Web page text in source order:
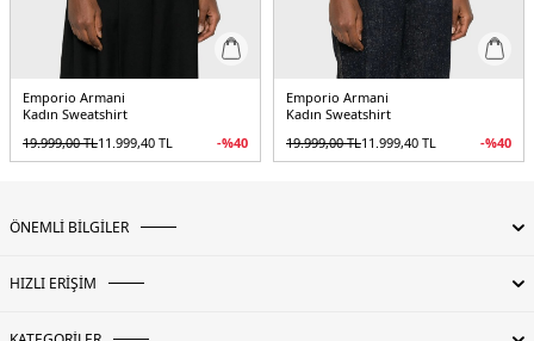
Emporio Armani
Kadın Sweatshirt
19.999,00TL11.999,40 TL -%40
Emporio Armani
Kadın Sweatshirt
19.999,00TL11.999,40 TL -%40
ÖNEMLİ BİLGİLER
HIZLI ERİŞİM